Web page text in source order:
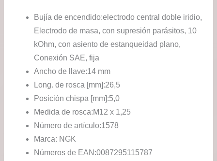
Bujía de encendido:electrodo central doble iridio,
Electrodo de masa, con supresión parásitos, 10
kOhm, con asiento de estanqueidad plano,
Conexión SAE, fija
Ancho de llave:14 mm
Long. de rosca [mm]:26,5
Posición chispa [mm]:5,0
Medida de rosca:M12 x 1,25
Número de artículo:1578
Marca: NGK
Números de EAN:0087295115787